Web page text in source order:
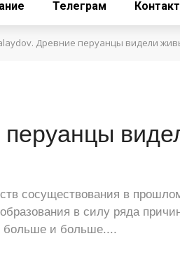
Телеграм
Древние перуанцы видели
сосуществования в
в силу ряда
больше и больше....